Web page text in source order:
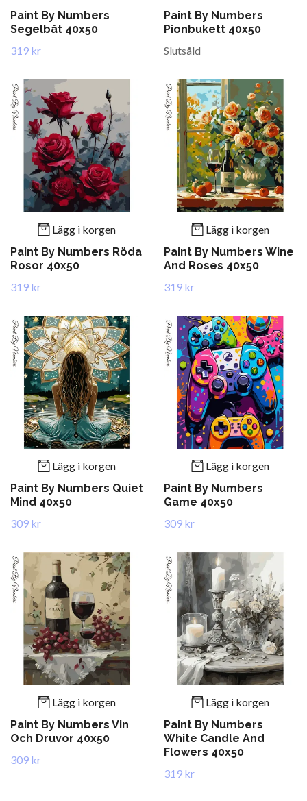
Paint By Numbers
Segelbåt 40x50
319 kr
Paint By Numbers
Pionbukett 40x50
Slutsåld
Lägg i korgen
Paint By Numbers Röda
Rosor 40x50
319 kr
Lägg i korgen
Paint By Numbers Wine
And Roses 40x50
319 kr
Lägg i korgen
Paint By Numbers Quiet
Mind 40x50
309 kr
Lägg i korgen
Paint By Numbers
Game 40x50
309 kr
Lägg i korgen
Paint By Numbers Vin
Och Druvor 40x50
309 kr
Lägg i korgen
Paint By Numbers
White Candle And
Flowers 40x50
319 kr